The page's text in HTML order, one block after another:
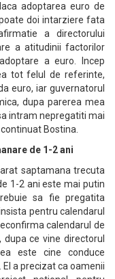
adoptarea euro de
doi intarziere fata
a directorului
a atitudinii factorilor
a euro. Incep
tot felul de referinte,
euro, iar guvernatorul
dupa parerea mea
intram nepregatiti mai
Bostina.
de 1-2 ani
saptamana trecuta
1-2 ani este mai putin
sa fie pregatita
pentru calendarul
calendarul de
ce vine directorul
este cine conduce
a precizat ca oamenii